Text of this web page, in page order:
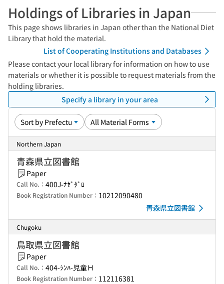
Holdings of Libraries in Japan
This page shows libraries in Japan other than the National Diet
Library that hold the material.
List of Cooperating Institutions and Databases
Please contact your local library for information on how to use
materials or whether it is possible to request materials from the
holding libraries.
Specify a library in your area
Northern Japan
青森県立図書館
Paper
Call No.： 400J-ﾅｾﾞﾀﾞﾛ
Book Registration Number： 10212090480
青森県立図書館
Chugoku
鳥取県立図書館
Paper
Call No.： 404-ｼﾝﾊ-児童Ｈ
Book Registration Number： 112116381